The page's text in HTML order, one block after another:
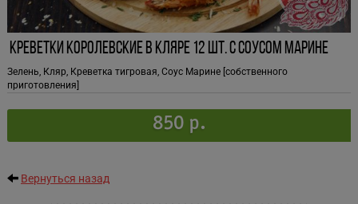
Креветки королевские в кляре 12 шт. с соусом марине
Зелень, Кляр, Креветка тигровая, Соус Марине [собственного
приготовления]
850 р.
Вернуться назад